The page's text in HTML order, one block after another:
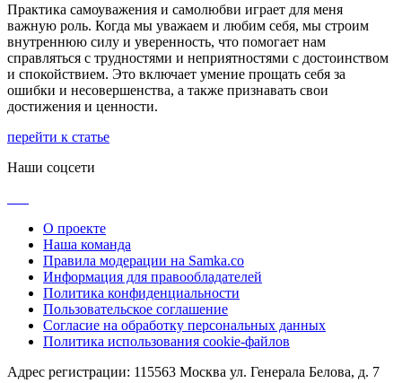
Практика самоуважения и самолюбви играет для меня
важную роль. Когда мы уважаем и любим себя, мы строим
внутреннюю силу и уверенность, что помогает нам
справляться с трудностями и неприятностями с достоинством
и спокойствием. Это включает умение прощать себя за
ошибки и несовершенства, а также признавать свои
достижения и ценности.
перейти к статье
Наши соцсети
О проекте
Наша команда
Правила модерации на Samka.co
Информация для правообладателей
Политика конфиденциальности
Пользовательское соглашение
Согласие на обработку персональных данных
Политика использования cookie-файлов
Адрес регистрации: 115563 Москва ул. Генерала Белова, д. 7